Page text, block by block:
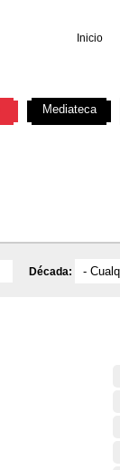
Inicio
Década:
Mediateca